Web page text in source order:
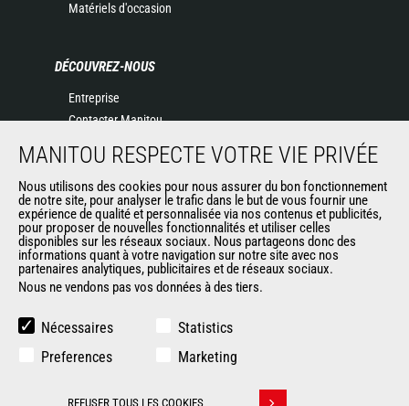
Matériels d'occasion
DÉCOUVREZ-NOUS
Entreprise
Contacter Manitou
Politique de protection des données
Evénements
Actualités
Historique
AUTRES SITES DU GROUPE
Manitou Group
Used Manitou Machines
MANITOU RESPECTE VOTRE VIE PRIVÉE
Nous utilisons des cookies pour nous assurer du bon fonctionnement
de notre site, pour analyser le trafic dans le but de vous fournir une
expérience de qualité et personnalisée via nos contenus et publicités,
pour proposer de nouvelles fonctionnalités et utiliser celles
disponibles sur les réseaux sociaux. Nous partageons donc des
informations quant à votre navigation sur notre site avec nos
partenaires analytiques, publicitaires et de réseaux sociaux.
Nous ne vendons pas vos données à des tiers.
Nécessaires
Statistics
Preferences
Marketing
REFUSER TOUS LES COOKIES